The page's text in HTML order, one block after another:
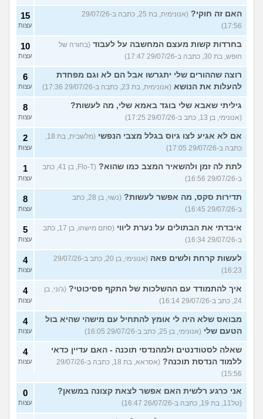
האם זה חוקי?
(אנונימית, בת 25, כתבה ב-29/07/26
17:56)
15
עצות
בחרדות קשות מעצם המחשבה על לעבוד (בחורה של
חופש, בת 30, כתבה ב-29/07/26 17:47)
10
עצות
רוצה שההורים שלי יתגרשו אבל הם לא וגם מפחדת
להעלות את הנושא (אנונימית, בת 23, כתבה ב-29/07/26 17:36)
6
עצות
גיליתי שאבא שלי בוגד באמא שלי, מה לעשות?
(אנונימי, בן 13, כתב ב-29/07/26 17:25)
8
עצות
אם לא אגיע לצו גיוס בגלל מצבי הנפשי
כתבה ב-29/07/26 17:05)
2
עצות
לתת לה זמן ולהשאיר המצב כמו שהוא?
(Flo-T, בן 41, כתב
ב-29/07/26 16:56)
1
עצות
תדירות סקס, מה אפשר לעשות?
(נשוי, בן 28, כתב
ב-29/07/26 16:45)
8
עצות
איבדתי את הבתולים על נערת ליווי
(סתם מישהו, בן 17, כתב
ב-29/07/26 16:34)
5
עצות
לעשות קרחת ולשים פאה
(אנונימי, בן 20, כתב ב-29/07/26
16:23)
4
עצות
איך להתמודד עם ההשלכות של התקף פסיכוטי? (ג'וני, בן
24, כתב ב-29/07/26 16:14)
4
עצות
מבואס שלא היה לי אומץ להתחיל עם מישהי שהיא בול
הטעם שלי (אנונימי, בן 25, כתב ב-29/07/26 16:05)
4
עצות
שאלה לסטודנטים ולמהנדסי תוכנה - האם עדיין כדאי
ללמוד הנדסת תוכנה?
(אסראא, בת 18, כתבה ב-29/07/26
15:56)
4
עצות
אני כרגע רלשית האם אפשר לצאת קצונה במשאן?
(טל11, בת 19, כתבה ב-26/07/26 16:47)
0
עצות